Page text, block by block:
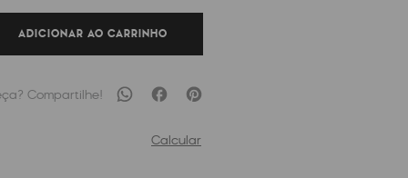
ADICIONAR AO CARRINHO
Calcular